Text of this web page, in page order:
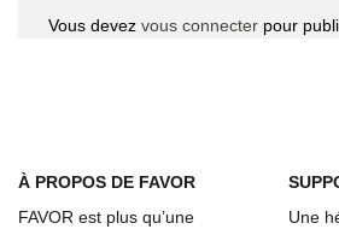
Vous devez vous connecter pour
À PROPOS DE FAVOR
FAVOR est plus qu’une
Une